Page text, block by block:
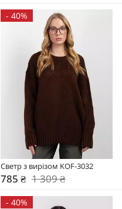
- 40%
Светр з вирізом KOF-3032
785 ₴ 1 309 ₴
- 40%